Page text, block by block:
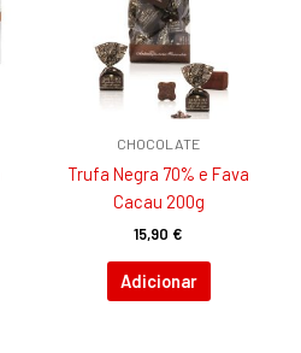
CHOCOLATE
Trufa Negra 70% e Fava
Cacau 200g
15,90 €
Adicionar